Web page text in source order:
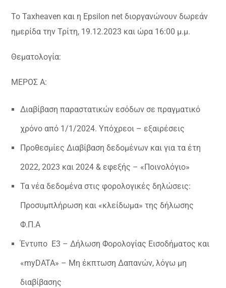
To Taxheaven και η Epsilon net διοργανώνουν δωρεάν
ημερίδα την Τρίτη, 19.12.2023 και ώρα 16:00 μ.μ.
Θεματολογία:
ΜΕΡΟΣ Α:
Διαβίβαση παραστατικών εσόδων σε πραγματικό
χρόνο από 1/1/2024. Υπόχρεοι – εξαιρέσεις
Προθεσμίες Διαβίβαση δεδομένων και για τα έτη
2022, 2023 και 2024 & εφεξής – «Ποινολόγιο»
Τα νέα δεδομένα στις φορολογικές δηλώσεις:
Προσυμπλήρωση και «κλείδωμα» της δήλωσης
Φ.Π.Α
Έντυπο Ε3 – Δήλωση Φορολογίας Εισοδήματος και
«myDATA» – Μη έκπτωση Δαπανών, λόγω μη
διαβίβασης